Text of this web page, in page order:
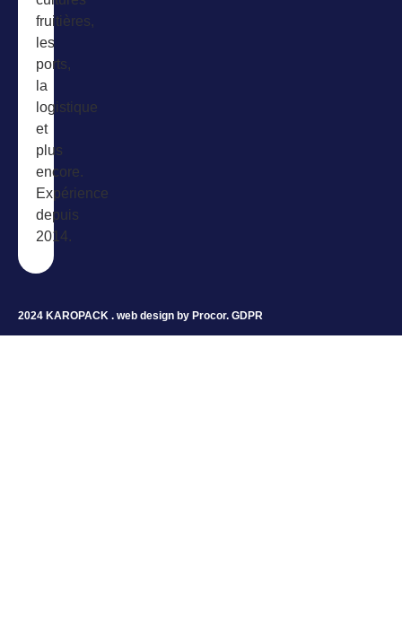
fruitières,
les
ports,
la
logistique
et
plus
encore.
Expérience
depuis
2014.
2024 KAROPACK . web design by Procor. GDPR